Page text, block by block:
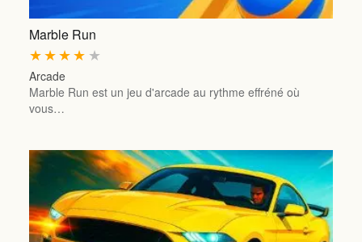
Marble Run
★
★
★
★
★
Arcade
Marble Run est un jeu d'arcade au rythme effréné où
vous…